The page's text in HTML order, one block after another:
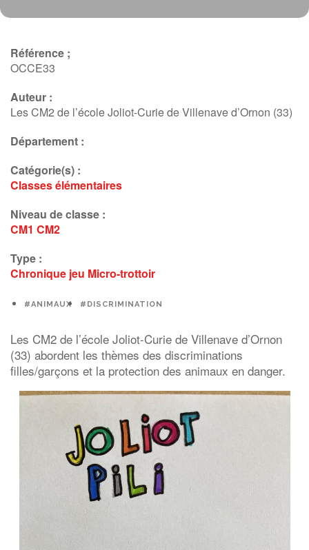
Référence ;
OCCE33
Auteur :
Les CM2 de l’école Joliot-Curie de Villenave d’Ornon (33)
Département :
Catégorie(s) :
Classes élémentaires
Niveau de classe :
CM1 CM2
Type :
Chronique jeu Micro-trottoir
#ANIMAUX #DISCRIMINATION
Les CM2 de l’école Joliot-Curie de Villenave d’Ornon
(33) abordent les thèmes des discriminations
filles/garçons et la protection des animaux en danger.